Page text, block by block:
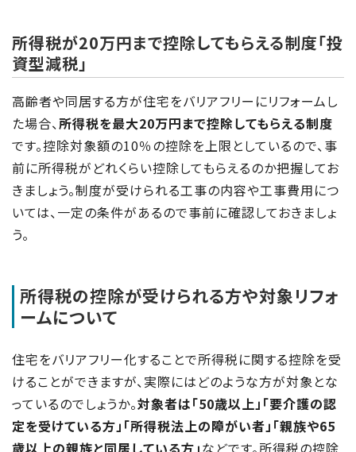
所得税が20万円まで控除してもらえる制度「投
資型減税」
高齢者や同居する方が住宅をバリアフリーにリフォームし
た場合、所得税を最大20万円まで控除してもらえる制度
です。控除対象額の10％の控除を上限としているので、事
前に所得税がどれくらい控除してもらえるのか把握してお
きましょう。制度が受けられる工事の内容や工事費用につ
いては、一定の条件があるので事前に確認しておきましょ
う。
所得税の控除が受けられる方や対象リフォ
ームについて
住宅をバリアフリー化することで所得税に関する控除を受
けることができますが、実際にはどのような方が対象とな
っているのでしょうか。対象者は「50歳以上」「要介護の認
定を受けている方」「所得税法上の障がい者」「親族や65
歳以上の親族と同居している方」などです。所得税の控除